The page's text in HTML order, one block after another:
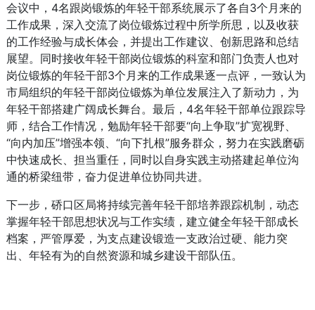
会议中，4名跟岗锻炼的年轻干部系统展示了各自3个月来的
工作成果，深入交流了岗位锻炼过程中所学所思，以及收获
的工作经验与成长体会，并提出工作建议、创新思路和总结
展望。同时接收年轻干部岗位锻炼的科室和部门负责人也对
岗位锻炼的年轻干部3个月来的工作成果逐一点评，一致认为
市局组织的年轻干部岗位锻炼为单位发展注入了新动力，为
年轻干部搭建广阔成长舞台。最后，4名年轻干部单位跟踪导
师，结合工作情况，勉励年轻干部要“向上争取”扩宽视野、
“向内加压”增强本领、“向下扎根”服务群众，努力在实践磨砺
中快速成长、担当重任，同时以自身实践主动搭建起单位沟
通的桥梁纽带，奋力促进单位协同共进。
下一步，硚口区局将持续完善年轻干部培养跟踪机制，动态
掌握年轻干部思想状况与工作实绩，建立健全年轻干部成长
档案，严管厚爱，为支点建设锻造一支政治过硬、能力突
出、年轻有为的自然资源和城乡建设干部队伍。